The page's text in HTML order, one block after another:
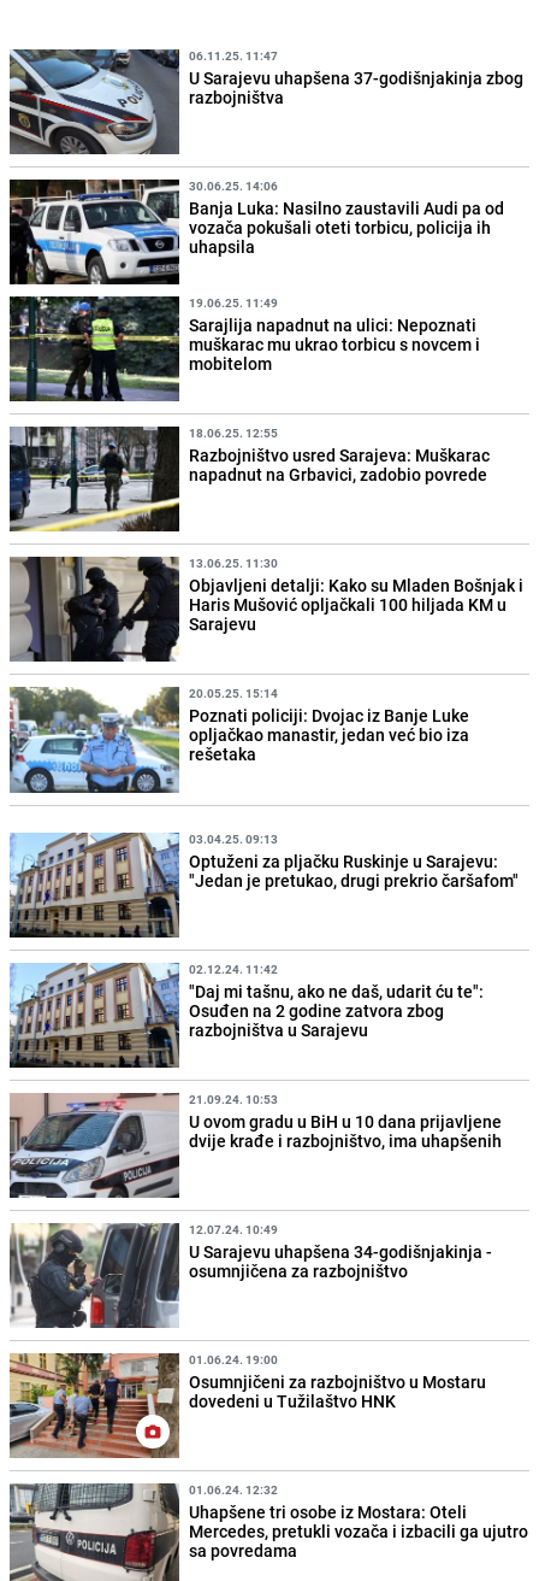
06.11.25. 11:47
U Sarajevu uhapšena 37-godišnjakinja zbog
razbojništva
30.06.25. 14:06
Banja Luka: Nasilno zaustavili Audi pa od
vozača pokušali oteti torbicu, policija ih
uhapsila
19.06.25. 11:49
Sarajlija napadnut na ulici: Nepoznati
muškarac mu ukrao torbicu s novcem i
mobitelom
18.06.25. 12:55
Razbojništvo usred Sarajeva: Muškarac
napadnut na Grbavici, zadobio povrede
13.06.25. 11:30
Objavljeni detalji: Kako su Mladen Bošnjak i
Haris Mušović opljačkali 100 hiljada KM u
Sarajevu
20.05.25. 15:14
Poznati policiji: Dvojac iz Banje Luke
opljačkao manastir, jedan već bio iza
rešetaka
03.04.25. 09:13
Optuženi za pljačku Ruskinje u Sarajevu:
"Jedan je pretukao, drugi prekrio čaršafom"
02.12.24. 11:42
"Daj mi tašnu, ako ne daš, udarit ću te":
Osuđen na 2 godine zatvora zbog
razbojništva u Sarajevu
21.09.24. 10:53
U ovom gradu u BiH u 10 dana prijavljene
dvije krađe i razbojništvo, ima uhapšenih
12.07.24. 10:49
U Sarajevu uhapšena 34-godišnjakinja -
osumnjičena za razbojništvo
01.06.24. 19:00
Osumnjičeni za razbojništvo u Mostaru
dovedeni u Tužilaštvo HNK
01.06.24. 12:32
Uhapšene tri osobe iz Mostara: Oteli
Mercedes, pretukli vozača i izbacili ga ujutro
sa povredama